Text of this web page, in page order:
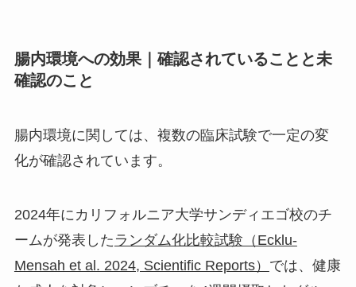
腸内環境への効果｜確認されていることと未
確認のこと
腸内環境に関しては、複数の臨床試験で一定の変
化が確認されています。
2024年にカリフォルニア大学サンディエゴ校のチ
ームが発表した ランダム化比較試験（Ecklu-
Mensah et al. 2024, Scientific Reports） では、健康